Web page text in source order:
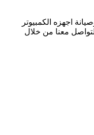
اجهزه الكمبيوتر
معنا من خلال